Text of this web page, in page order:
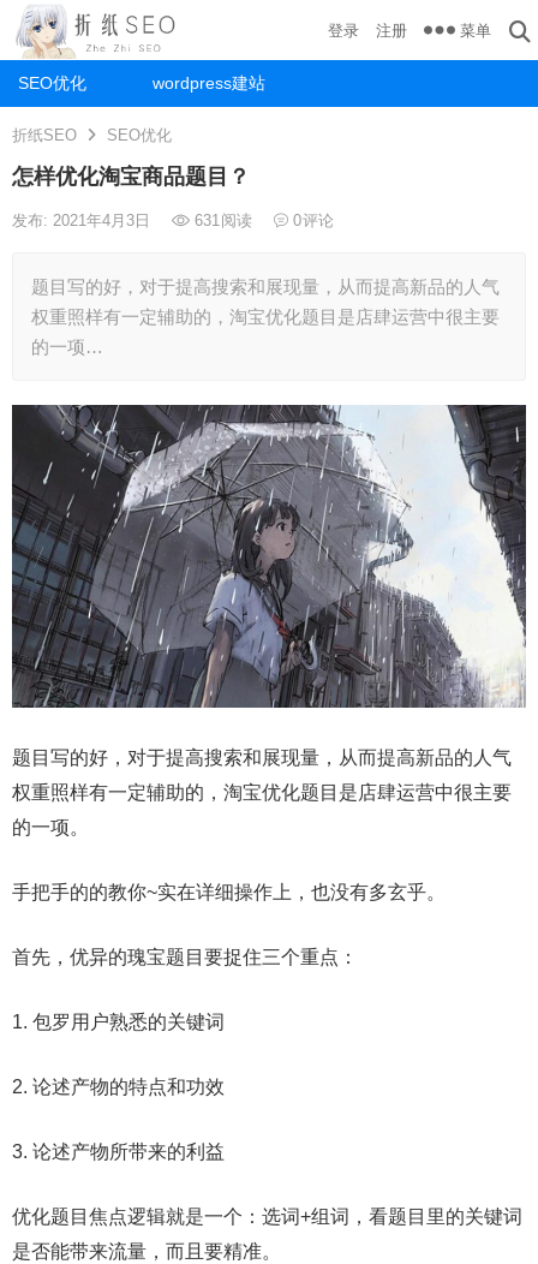
SEO优化 wordpress建站
登录 注册 菜单
折纸SEO SEO优化
怎样优化淘宝商品题目？
发布: 2021年4月3日 631阅读 0评论
题目写的好，对于提高搜索和展现量，从而提高新品的人气
权重照样有一定辅助的，淘宝优化题目是店肆运营中很主要
的一项…
题目写的好，对于提高搜索和展现量，从而提高新品的人气
权重照样有一定辅助的，淘宝优化题目是店肆运营中很主要
的一项。
手把手的的教你~实在详细操作上，也没有多玄乎。
首先，优异的瑰宝题目要捉住三个重点：
1. 包罗用户熟悉的关键词
2. 论述产物的特点和功效
3. 论述产物所带来的利益
优化题目焦点逻辑就是一个：选词+组词，看题目里的关键词
是否能带来流量，而且要精准。